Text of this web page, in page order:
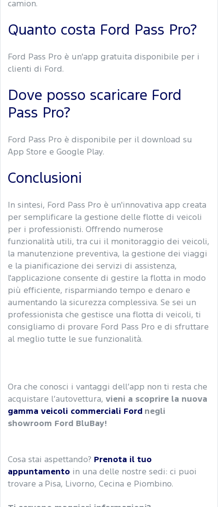
camion.
Quanto costa Ford Pass Pro?
Ford Pass Pro è un'app gratuita disponibile per i
clienti di Ford.
Dove posso scaricare Ford
Pass Pro?
Ford Pass Pro è disponibile per il download su
App Store e Google Play.
Conclusioni
In sintesi, Ford Pass Pro è un'innovativa app creata
per semplificare la gestione delle flotte di veicoli
per i professionisti. Offrendo numerose
funzionalità utili, tra cui il monitoraggio dei veicoli,
la manutenzione preventiva, la gestione dei viaggi
e la pianificazione dei servizi di assistenza,
l'applicazione consente di gestire la flotta in modo
più efficiente, risparmiando tempo e denaro e
aumentando la sicurezza complessiva. Se sei un
professionista che gestisce una flotta di veicoli, ti
consigliamo di provare Ford Pass Pro e di sfruttare
al meglio tutte le sue funzionalità.
Ora che conosci i vantaggi dell’app non ti resta che
acquistare l’autovettura, vieni a scoprire la nuova
gamma veicoli commerciali Ford negli
showroom Ford BluBay!
Cosa stai aspettando? Prenota il tuo
appuntamento in una delle nostre sedi: ci puoi
trovare a Pisa, Livorno, Cecina e Piombino.